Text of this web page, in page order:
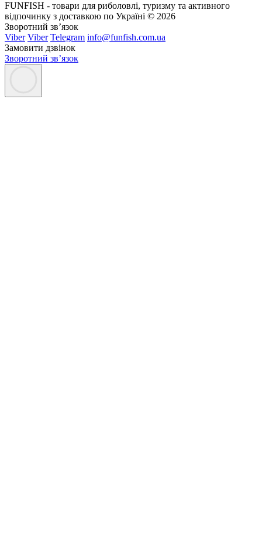
FUNFISH - товари для риболовлі, туризму та активного
відпочинку з доставкою по Україні © 2026
Зворотний зв’язок
Viber Viber Telegram info@funfish.com.ua
Замовити дзвінок
Зворотний зв’язок